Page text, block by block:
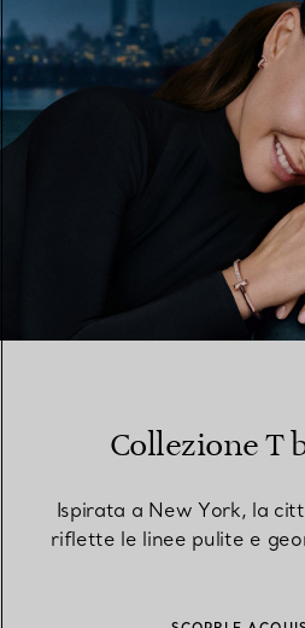
Collezione T
Ispirata a New York, la
riflette le linee pulite e